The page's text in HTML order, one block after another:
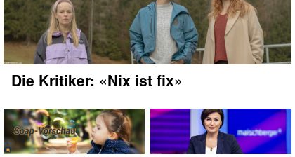
Die Kritiker: «Nix ist fix»